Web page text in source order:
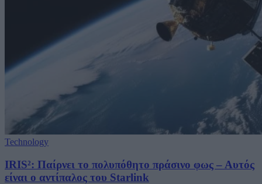
Technology
IRIS²: Παίρνει το πολυπόθητο πράσινο φως – Αυτός
είναι ο αντίπαλος του Starlink